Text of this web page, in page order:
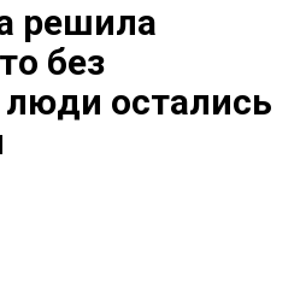
решила
без
остались